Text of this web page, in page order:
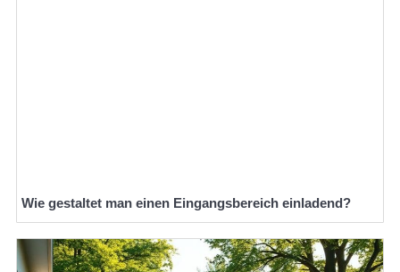
Wie gestaltet man einen Eingangsbereich einladend?